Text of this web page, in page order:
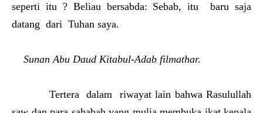
seperti itu ? Beliau bersabda: Sebab, itu baru saja
datang dari Tuhan saya.
Sunan Abu Daud Kitabul-Adab filmathar.
Tertera dalam riwayat lain bahwa Rasulullah